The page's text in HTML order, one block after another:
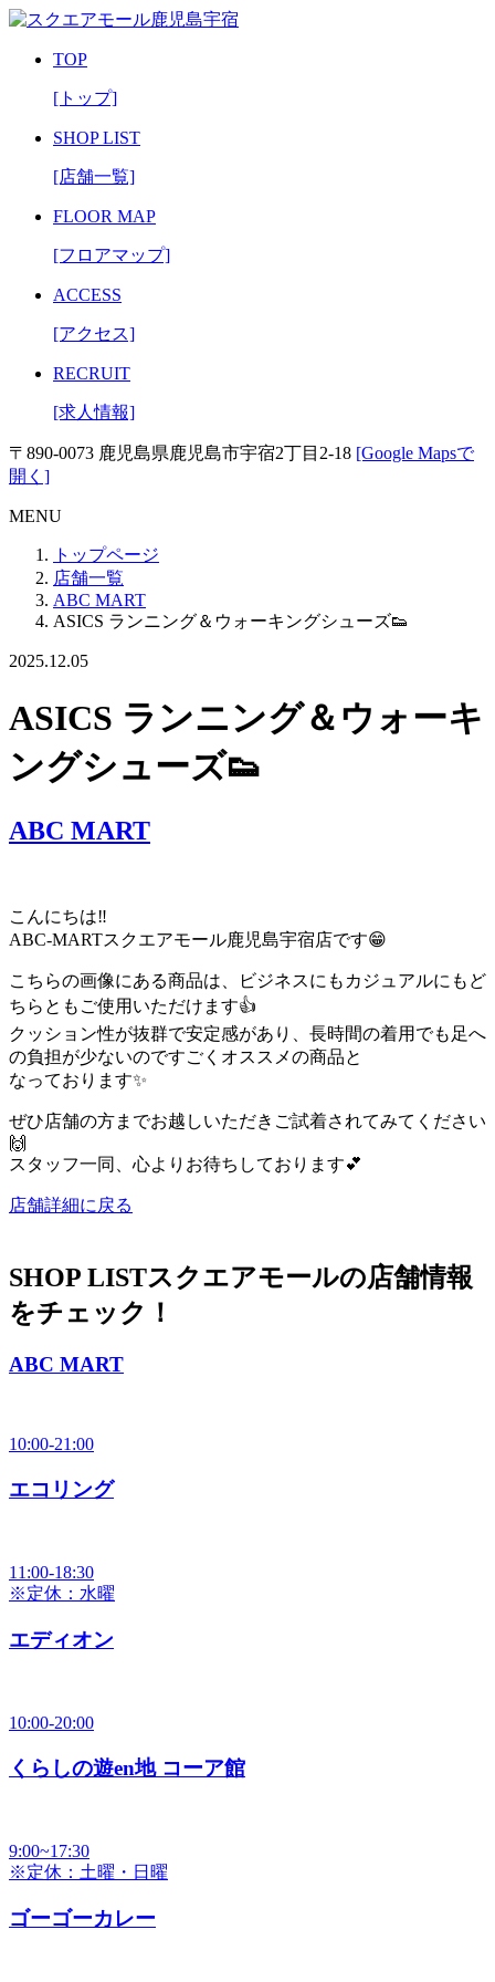
TOP
[トップ]
SHOP LIST
[店舗一覧]
FLOOR MAP
[フロアマップ]
ACCESS
[アクセス]
RECRUIT
[求人情報]
〒890-0073 鹿児島県鹿児島市宇宿2丁目2-18 [Google Mapsで
開く]
MENU
トップページ
店舗一覧
ABC MART
ASICS ランニング＆ウォーキングシューズ👟
2025.12.05
ASICS ランニング＆ウォーキ
ングシューズ👟
ABC MART
こんにちは‼
ABC-MARTスクエアモール鹿児島宇宿店です😁
こちらの画像にある商品は、ビジネスにもカジュアルにもど
ちらともご使用いただけます👍
クッション性が抜群で安定感があり、長時間の着用でも足へ
の負担が少ないのですごくオススメの商品と
なっております✨
ぜひ店舗の方までお越しいただきご試着されてみてください
🙌
スタッフ一同、心よりお待ちしております💕
店舗詳細に戻る
SHOP LISTスクエアモールの店舗情報
をチェック！
ABC MART
10:00-21:00
エコリング
11:00-18:30
※定休：水曜
エディオン
10:00-20:00
くらしの遊en地 コーア館
9:00~17:30
※定休：土曜・日曜
ゴーゴーカレー